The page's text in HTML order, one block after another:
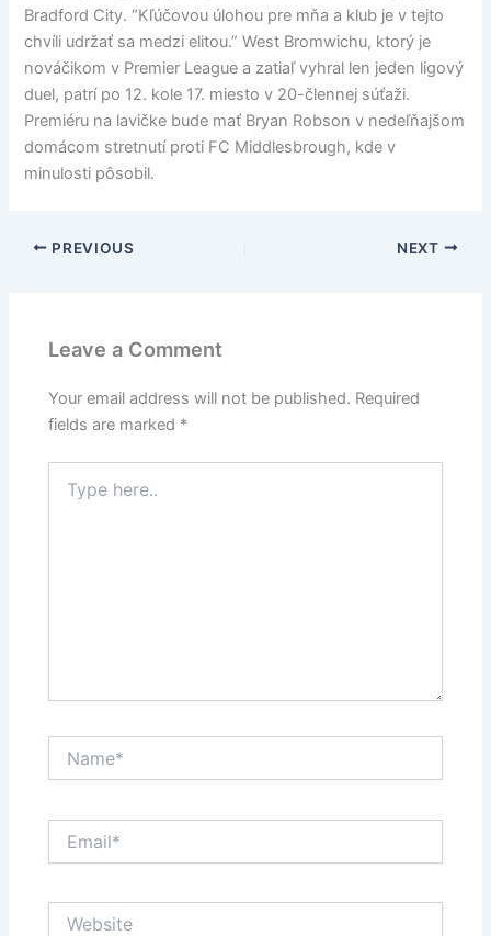
Bradford City. “Kľúčovou úlohou pre mňa a klub je v tejto
chvíli udržať sa medzi elitou.” West Bromwichu, ktorý je
nováčikom v Premier League a zatiaľ vyhral len jeden ligový
duel, patrí po 12. kole 17. miesto v 20-člennej súťaži.
Premiéru na lavičke bude mať Bryan Robson v nedeľňajšom
domácom stretnutí proti FC Middlesbrough, kde v
minulosti pôsobil.
PREVIOUS NEXT
Leave a Comment
Your email address will not be published. Required
fields are marked *
here..